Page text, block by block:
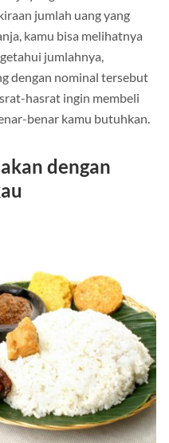
yang kamu butuhkan.
jumlah uang yang
kamu bisa melihatnya
jumlahnya,
dengan nominal tersebut
hasrat ingin membeli
dengan